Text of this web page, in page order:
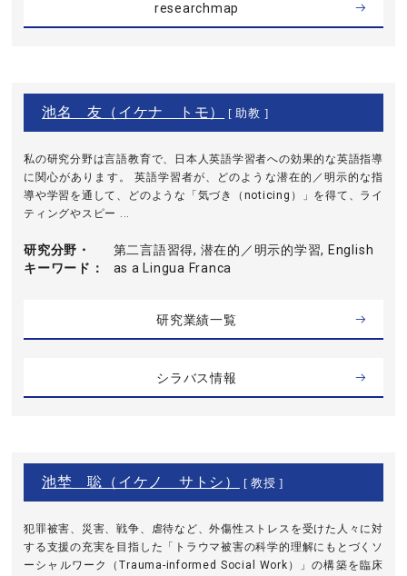
researchmap
池名 友（イケナ トモ） [ 助教 ]
私の研究分野は言語教育で、日本人英語学習者への効果的な英語指導
に関心があります。 英語学習者が、どのような潜在的／明示的な指
導や学習を通して、どのような「気づき（noticing）」を得て、ライ
ティングやスピー ...
研究分野・
キーワード
第二言語習得, 潜在的／明示的学習, English
as a Lingua Franca
研究業績一覧
シラバス情報
池埜 聡（イケノ サトシ） [ 教授 ]
犯罪被害、災害、戦争、虐待など、外傷性ストレスを受けた人々に対
する支援の充実を目指した「トラウマ被害の科学的理解にもとづくソ
ーシャルワーク（Trauma-informed Social Work）」の構築を臨床